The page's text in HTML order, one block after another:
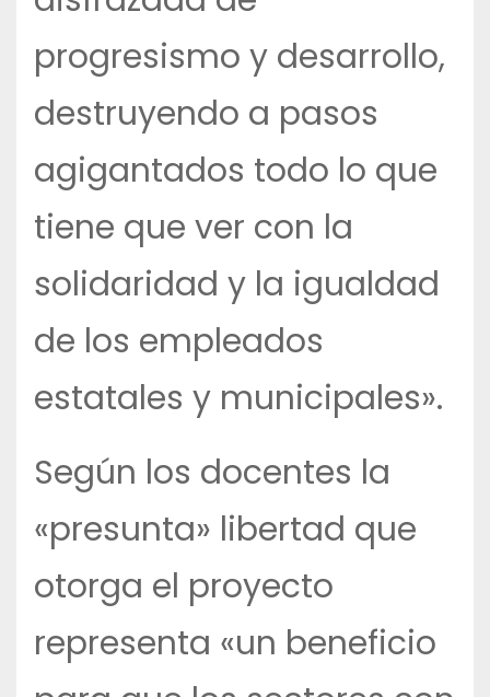
progresismo y desarrollo,
destruyendo a pasos
agigantados todo lo que
tiene que ver con la
solidaridad y la igualdad
de los empleados
estatales y municipales».
Según los docentes la
«presunta» libertad que
otorga el proyecto
representa «un beneficio